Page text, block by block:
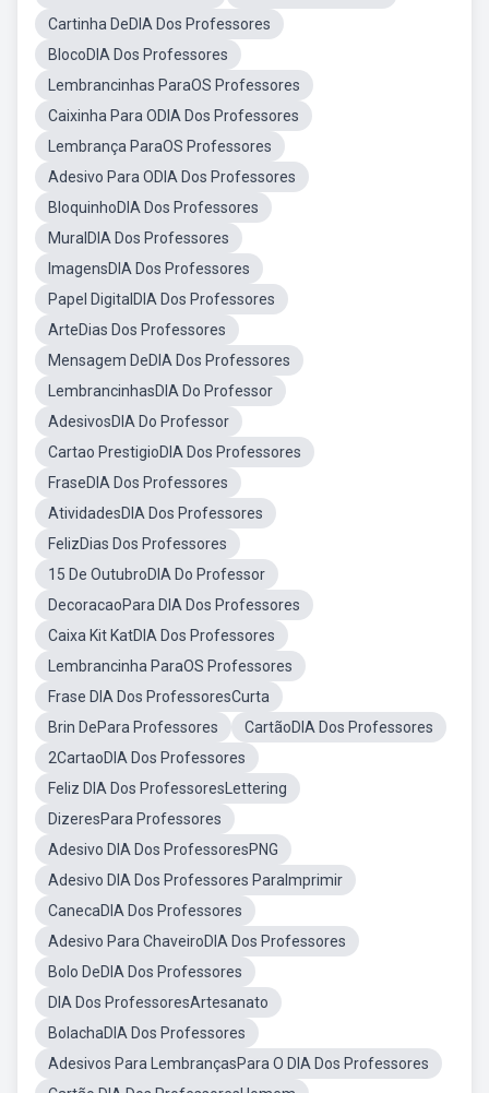
Cartinha DeDIA Dos Professores
BlocoDIA Dos Professores
Lembrancinhas ParaOS Professores
Caixinha Para ODIA Dos Professores
Lembrança ParaOS Professores
Adesivo Para ODIA Dos Professores
BloquinhoDIA Dos Professores
MuralDIA Dos Professores
ImagensDIA Dos Professores
Papel DigitalDIA Dos Professores
ArteDias Dos Professores
Mensagem DeDIA Dos Professores
LembrancinhasDIA Do Professor
AdesivosDIA Do Professor
Cartao PrestigioDIA Dos Professores
FraseDIA Dos Professores
AtividadesDIA Dos Professores
FelizDias Dos Professores
15 De OutubroDIA Do Professor
DecoracaoPara DIA Dos Professores
Caixa Kit KatDIA Dos Professores
Lembrancinha ParaOS Professores
Frase DIA Dos ProfessoresCurta
Brin DePara Professores
CartãoDIA Dos Professores
2CartaoDIA Dos Professores
Feliz DIA Dos ProfessoresLettering
DizeresPara Professores
Adesivo DIA Dos ProfessoresPNG
Adesivo DIA Dos Professores ParaImprimir
CanecaDIA Dos Professores
Adesivo Para ChaveiroDIA Dos Professores
Bolo DeDIA Dos Professores
DIA Dos ProfessoresArtesanato
BolachaDIA Dos Professores
Adesivos Para LembrançasPara O DIA Dos Professores